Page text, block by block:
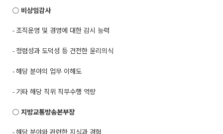
○ 비상임감사
- 조직운영 및 경영에 대한 감시 능력
- 청렴성과 도덕성 등 건전한 윤리의식
- 해당 분야의 업무 이해도
- 기타 해당 직위 직무수행 역량
○ 지방교통방송본부장
- 해당 분야와 관련한 지식과 경험